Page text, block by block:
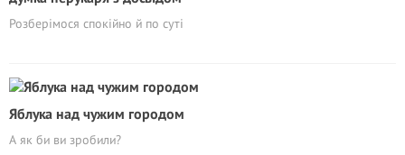
Розберімося спокійно й по суті
Яблука над чужим городом
А як би ви зробили?